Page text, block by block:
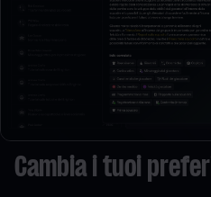
Cambia i tuoi